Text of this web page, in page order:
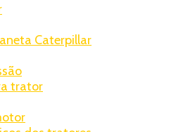
Caterpillar
trator